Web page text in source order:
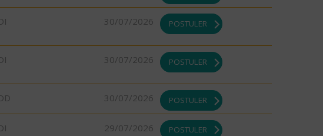
30/07/2026 POSTULER
30/07/2026 POSTULER
30/07/2026 POSTULER
29/07/2026 POSTULER